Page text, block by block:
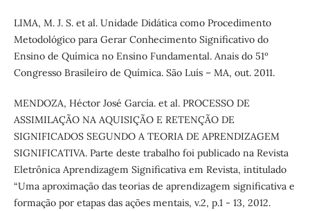
LIMA, M. J. S. et al. Unidade Didática como Procedimento
Metodológico para Gerar Conhecimento Significativo do
Ensino de Química no Ensino Fundamental. Anais do 51º
Congresso Brasileiro de Química. São Luís – MA, out. 2011.
MENDOZA, Héctor José García. et al. PROCESSO DE
ASSIMILAÇÃO NA AQUISIÇÃO E RETENÇÃO DE
SIGNIFICADOS SEGUNDO A TEORIA DE APRENDIZAGEM
SIGNIFICATIVA. Parte deste trabalho foi publicado na Revista
Eletrônica Aprendizagem Significativa em Revista, intitulado
“Uma aproximação das teorias de aprendizagem significativa e
formação por etapas das ações mentais, v.2, p.1 - 13, 2012.